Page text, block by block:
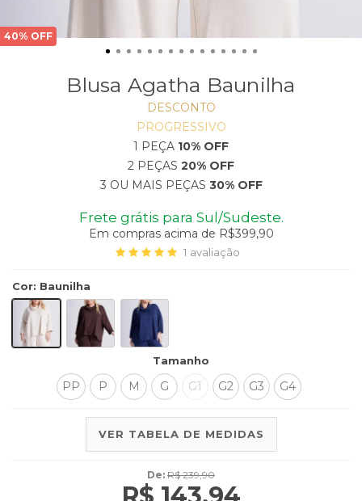
40% OFF
Blusa Agatha Baunilha
DESCONTO
PROGRESSIVO
1 PEÇA 10% OFF
2 PEÇAS 20% OFF
3 OU MAIS PEÇAS 30% OFF
Frete grátis para Sul/Sudeste.
Em compras acima de R$399,90
1 avaliação
Cor: Baunilha
Tamanho
PP P M G G1 G2 G3 G4
VER TABELA DE MEDIDAS
De: R$ 239,90